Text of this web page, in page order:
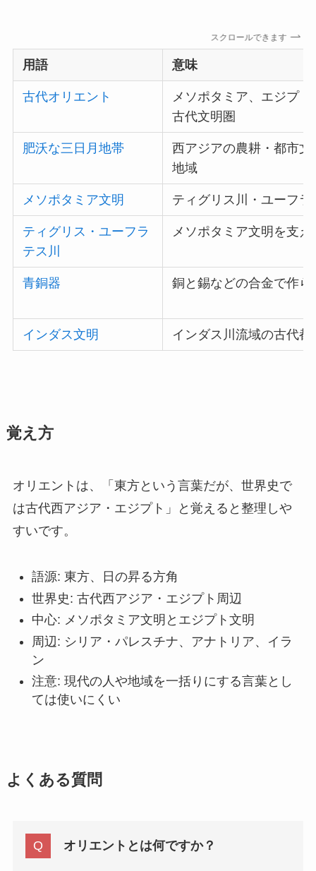
スクロールできます
用語 意味
古代オリエント
メソポタミア、エジプ
古代文明圏
肥沃な三日月地帯
西アジアの農耕・都市
地域
メソポタミア文明 ティグリス川・ユーフ
ティグリス・ユーフラ
テス川
メソポタミア文明を支
青銅器 銅と錫などの合金で作ら
インダス文明 インダス川流域の古代都
覚え方
オリエントは、「東方という言葉だが、世界史で
は古代西アジア・エジプト」と覚えると整理しや
すいです。
語源: 東方、日の昇る方角
世界史: 古代西アジア・エジプト周辺
中心: メソポタミア文明とエジプト文明
周辺: シリア・パレスチナ、アナトリア、イラ
ン
注意: 現代の人や地域を一括りにする言葉とし
ては使いにくい
よくある質問
オリエントとは何ですか？